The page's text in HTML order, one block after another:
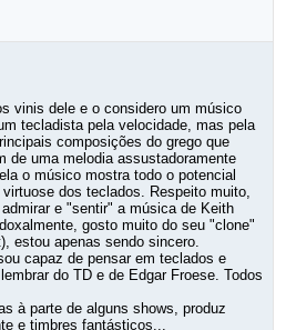
vinis dele e o considero um músico
tecladista pela velocidade, mas pela
composições do grego que
de uma melodia assustadoramente
o músico mostra todo o potencial
dos teclados. Respeito muito,
e "sentir" a música de Keith
gosto muito do seu "clone"
estou apenas sendo sincero.
capaz de pensar em teclados e
do TD e de Edgar Froese. Todos
à parte de alguns shows, produz
e timbres fantásticos...